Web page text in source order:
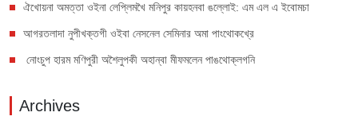
ঐখোয়না অমত্তা ওইনা লেপ্লিমখৈ মনিপুর কায়হনবা ঙল্লোই: এম এল এ ইবোমচা
আগরতলাদা নুপীখক্তগী ওইবা নেসনেল সেমিনার অমা পাংথোকখ্রে
নোংচুপ হারম মণিপুরী অশৈলুপকী অহান্বা মীফমলেন পাঙথোক্লগনি
Archives